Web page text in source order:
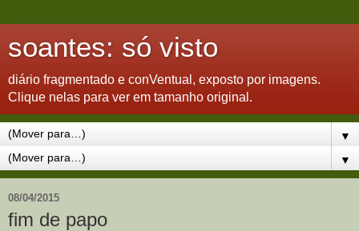
soantes: só visto
diário fragmentado e conVentual, exposto por imagens.
Clique nelas para ver em tamanho original.
▼
▼
08/04/2015
fim de papo